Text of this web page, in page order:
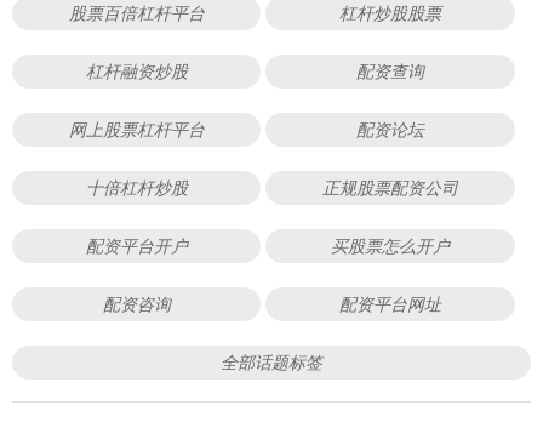
股票百倍杠杆平台 杠杆炒股股票
杠杆融资炒股 配资查询
网上股票杠杆平台 配资论坛
十倍杠杆炒股 正规股票配资公司
配资平台开户 买股票怎么开户
配资咨询 配资平台网址
全部话题标签